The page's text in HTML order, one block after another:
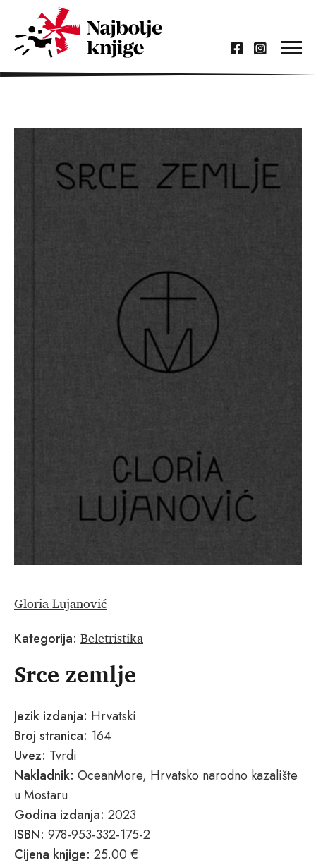
Gloria Lujanović
Kategorija: Beletristika
Srce zemlje
Jezik izdanja: Hrvatski
Broj stranica: 164
Uvez: Tvrdi
Nakladnik: OceanMore, Hrvatsko narodno kazalište
u Mostaru
Godina izdanja: 2023
ISBN: 978-953-332-175-2
Cijena knjige: 25.00 €